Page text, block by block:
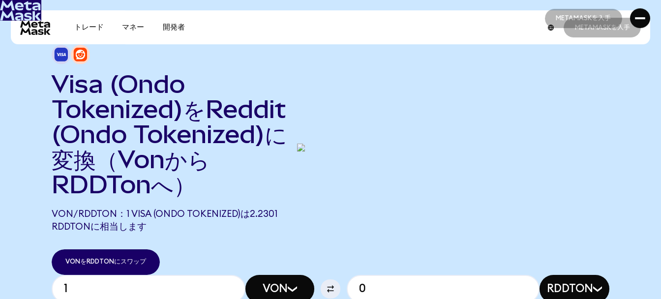
METAMASKを入手
METAMASKを入手
トレード マネー 開発者 METAMASKを入手
Visa (Ondo
Tokenized)をReddit
(Ondo Tokenized)に
変換（Vonから
RDDTonへ）
VON/RDDTON：1 VISA (ONDO TOKENIZED)は2.2301
RDDTONに相当します
VONをRDDTONにスワップ
VON RDDTON